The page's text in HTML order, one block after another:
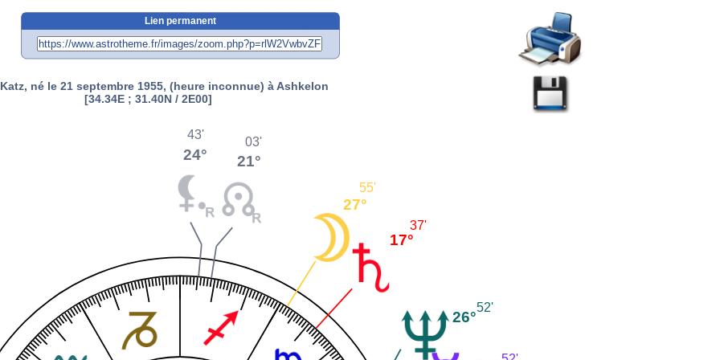
Lien permanent
né le 21 septembre 1955, (heure inconnue) à Ashkelon
[34.34E ; 31.40N / 2E00]
26°
52'
17°
37'
27°
55'
21°
03'
24°
43'